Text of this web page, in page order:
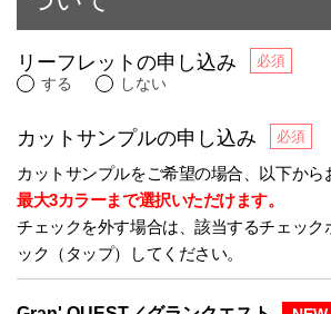
リーフレットの申し込み
する しない
カットサンプルの申し込み
カットサンプルをご希望の場合、以下から
最大3カラーまで選択いただけます。
チェックを外す場合は、該当するチェック
ック（タップ）してください。